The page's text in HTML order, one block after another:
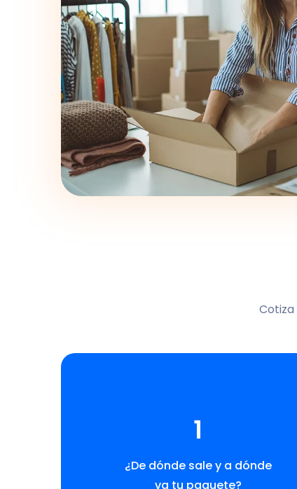
1
¿De dónde sale y a dónde
va tu paquete?